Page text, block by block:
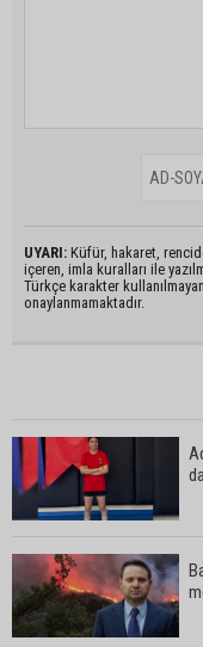
UYARI: Küfür, hakaret,
içeren, imla kuralları ile
Türkçe karakter
onaylanmamaktadır.